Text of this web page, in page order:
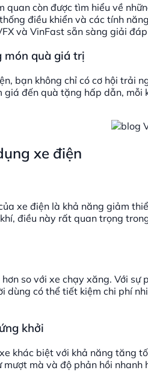
quan còn được tìm hiểu về
điều khiển và các tính
và VinFast sẵn sàng giải
món quà giá trị
bạn không chỉ có cơ hội trải
đến quà tặng hấp dẫn, mỗi
xe điện
xe điện là khả năng giảm
điều này rất quan trọng
so với xe chạy xăng. Với sự
dùng có thể tiết kiệm chi phí
khởi
khác biệt với khả năng tăng
mà và độ phản hồi nhanh